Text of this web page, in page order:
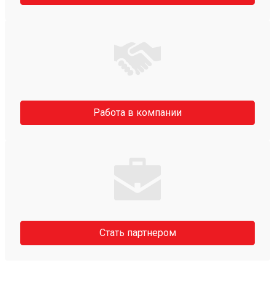
Работа в компании
Стать партнером